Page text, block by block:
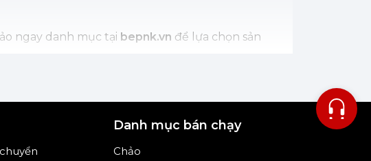
ngay danh mục tại bepnk.vn để lựa chọn sản
Danh mục bán chạy
Chảo